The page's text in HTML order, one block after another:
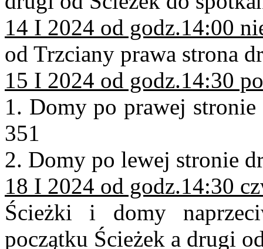
14 I 2024 od godz.14:00
od Trzciany prawa strona
15 I 2024 od godz.14:30
1. Domy po prawej
351
2. Domy po lewej stronie
18 I 2024 od godz.14:30
Ścieżki i domy
początku Ścieżek a drugi